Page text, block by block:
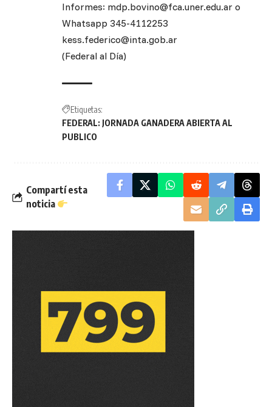
Informes: mdp.bovino@fca.uner.edu.ar o
Whatsapp 345-4112253
kess.federico@inta.gob.ar
(Federal al Día)
Etiquetas:
FEDERAL: JORNADA GANADERA ABIERTA AL
PUBLICO
Compartí esta
noticia